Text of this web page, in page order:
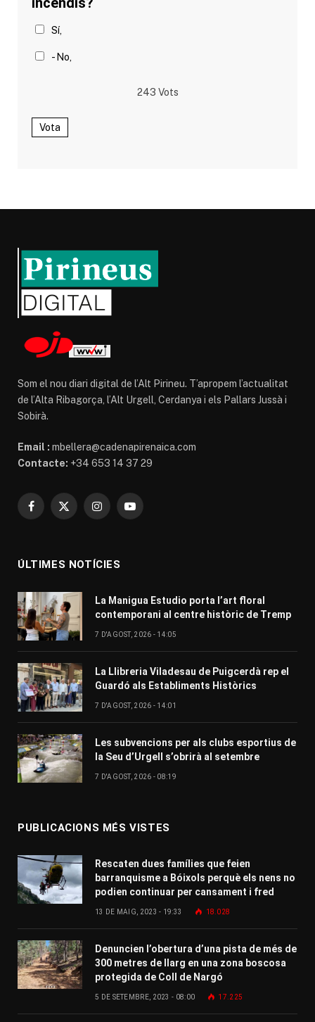
Sí,
- No,
243 Vots
Vota
Som el nou diari digital de l’Alt Pirineu. T’apropem l’actualitat
de l’Alta Ribagorça, l’Alt Urgell, Cerdanya i els Pallars Jussà i
Sobirà.
Email : mbellera@cadenapirenaica.com
Contacte: +34 653 14 37 29
Facebook
X
InstagramYouTube
ÚLTIMES NOTÍCIES
La Manigua Estudio porta l’art floral
contemporani al centre històric de Tremp
7 D'AGOST, 2026 - 14:05
La Llibreria Viladesau de Puigcerdà rep el
Guardó als Establiments Històrics
7 D'AGOST, 2026 - 14:01
Les subvencions per als clubs esportius de
la Seu d’Urgell s’obrirà al setembre
7 D'AGOST, 2026 - 08:19
PUBLICACIONS MÉS VISTES
Rescaten dues famílies que feien
barranquisme a Bóixols perquè els nens no
podien continuar per cansament i fred
13 DE MAIG, 2023 - 19:33 18.028
Denuncien l’obertura d’una pista de més de
300 metres de llarg en una zona boscosa
protegida de Coll de Nargó
5 DE SETEMBRE, 2023 - 08:00 17.225